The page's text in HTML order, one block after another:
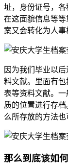
址，身份证号，
在这面貌信息等
案又会转化为人事
因为我们毕业以
料文献。里面有
表等资料文献。
质的位置进行存
么所存放的方法也
那么到底该如